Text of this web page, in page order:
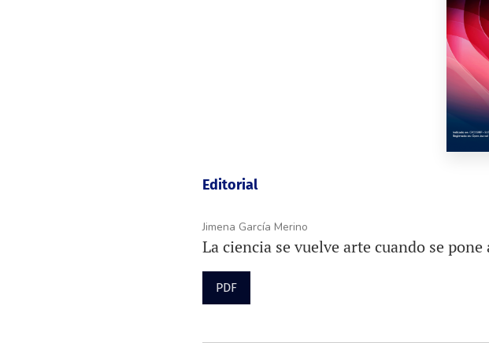
Editorial
Jimena García Merino
La ciencia se vuelve arte cuando se
PDF